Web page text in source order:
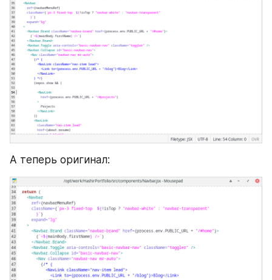
А теперь оригинал: